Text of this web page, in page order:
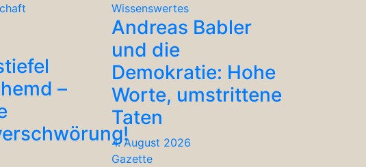
–
Wissenswertes
Andreas Babler
und die
Demokratie: Hohe
Worte, umstrittene
Taten
4. August 2026
Gazette